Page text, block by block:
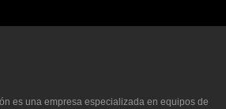
es una empresa especializada en equipos de